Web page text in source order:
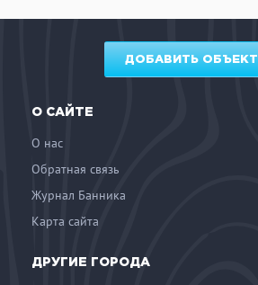
ДОБАВИТЬ ОБЪЕКТ
О САЙТЕ
О нас
Обратная связь
Журнал Банника
Карта сайта
ДРУГИЕ ГОРОДА